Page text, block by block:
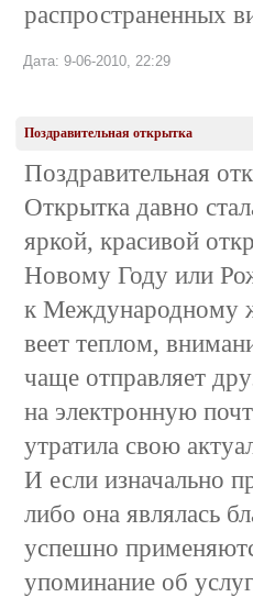
распространенных
Дата: 9-06-2010, 22:29
Поздравительная открытка
Поздравительная
Открытка давно
яркой, красивой
Новому Году или
к Международному
веет теплом,
чаще отправляет
на электронную
утратила свою
И если изначально
либо она являлась
успешно
упоминание об